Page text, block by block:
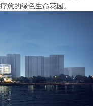
愈的绿色生命花园。